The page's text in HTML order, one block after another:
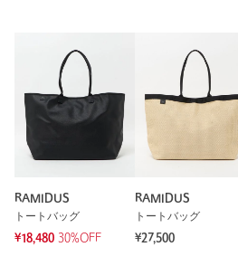
商品番号 8332-5-000027
RAMIDUS
トートバッグ
¥18,480 30%OFF
RAMIDUS
トートバッグ
¥27,500